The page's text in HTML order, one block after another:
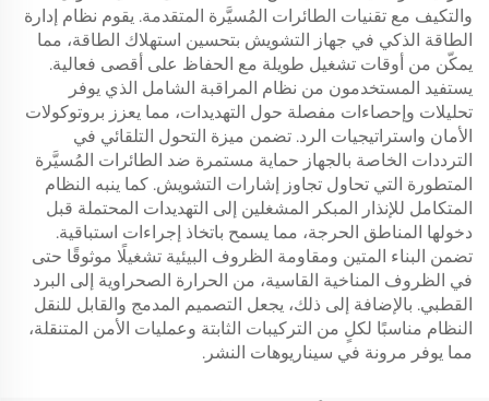
والتكيف مع تقنيات الطائرات المُسيَّرة المتقدمة. يقوم نظام إدارة
الطاقة الذكي في جهاز التشويش بتحسين استهلاك الطاقة، مما
يمكّن من أوقات تشغيل طويلة مع الحفاظ على أقصى فعالية.
يستفيد المستخدمون من نظام المراقبة الشامل الذي يوفر
تحليلات وإحصاءات مفصلة حول التهديدات، مما يعزز بروتوكولات
الأمان واستراتيجيات الرد. تضمن ميزة التحول التلقائي في
الترددات الخاصة بالجهاز حماية مستمرة ضد الطائرات المُسيَّرة
المتطورة التي تحاول تجاوز إشارات التشويش. كما ينبه النظام
المتكامل للإنذار المبكر المشغلين إلى التهديدات المحتملة قبل
دخولها المناطق الحرجة، مما يسمح باتخاذ إجراءات استباقية.
تضمن البناء المتين ومقاومة الظروف البيئية تشغيلًا موثوقًا حتى
في الظروف المناخية القاسية، من الحرارة الصحراوية إلى البرد
القطبي. بالإضافة إلى ذلك، يجعل التصميم المدمج والقابل للنقل
النظام مناسبًا لكلٍ من التركيبات الثابتة وعمليات الأمن المتنقلة،
مما يوفر مرونة في سيناريوهات النشر.